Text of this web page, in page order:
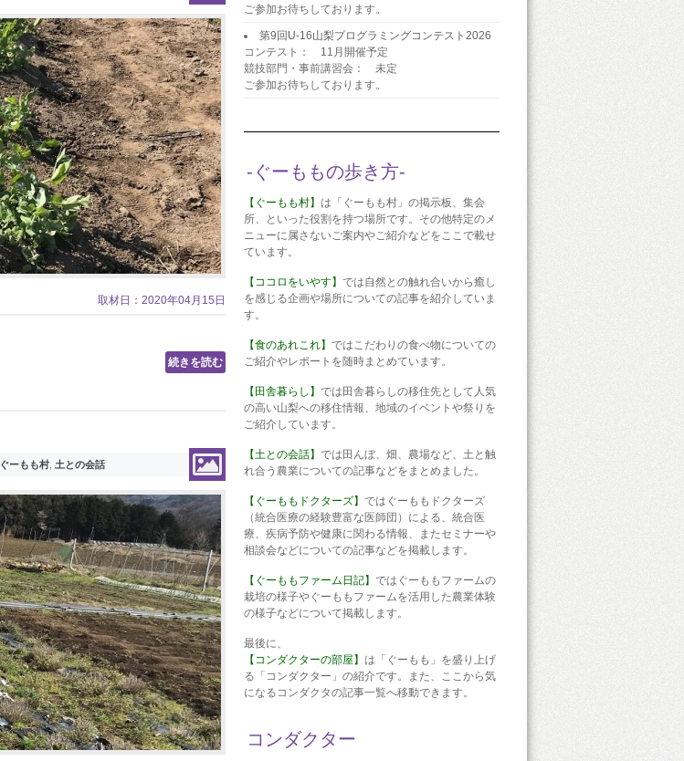
取材日：2020年04月15日
続きを読む
ぐーもも村 土との会話
ご参加お待ちしております。
第9回U-16山梨プログラミングコンテスト2026
コンテスト： 11月開催予定
競技部門・事前講習会： 未定
ご参加お待ちしております。
-ぐーももの歩き方-
【ぐーもも村】 は「ぐーもも村」の掲示板、集会
所、といった役割を持つ場所です。その他特定のメ
ニューに属さないご案内やご紹介などをここで載せ
ています。
【ココロをいやす】 では自然との触れ合いから癒し
を感じる企画や場所についての記事を紹介していま
す。
【食のあれこれ】 ではこだわりの食べ物についての
ご紹介やレポートを随時まとめています。
【田舎暮らし】 では田舎暮らしの移住先として人気
の高い山梨への移住情報、地域のイベントや祭りを
ご紹介しています。
【土との会話】 では田んぼ、畑、農場など、土と触
れ合う農業についての記事などをまとめました。
【ぐーももドクターズ】 ではぐーももドクターズ
（統合医療の経験豊富な医師団）による、統合医
療、疾病予防や健康に関わる情報、またセミナーや
相談会などについての記事などを掲載します。
【ぐーももファーム日記】 ではぐーももファームの
栽培の様子やぐーももファームを活用した農業体験
の様子などについて掲載します。
最後に、
【コンダクターの部屋】 は「ぐーもも」を盛り上げ
る「コンダクター」の紹介です。また、ここから気
になるコンダクタの記事一覧へ移動できます。
コンダクター